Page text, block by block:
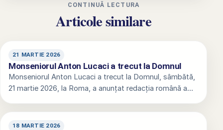
CONTINUĂ LECTURA
Articole similare
21 MARTIE 2026
Monseniorul Anton Lucaci a trecut la Domnul
Monseniorul Anton Lucaci a trecut la Domnul, sâmbătă,
21 martie 2026, la Roma, a anunțat redacția română a…
18 MARTIE 2026